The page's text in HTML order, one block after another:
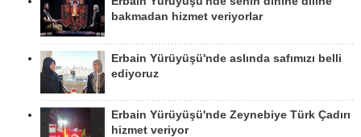
bakmadan hizmet veriyorlar
Erbain Yürüyüşü'nde aslında safımızı belli
ediyoruz
Erbain Yürüyüşü'nde Zeynebiye Türk Çadırı
hizmet veriyor